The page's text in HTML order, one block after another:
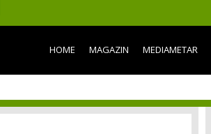
content
HOME MAGAZIN MEDIAMETAR